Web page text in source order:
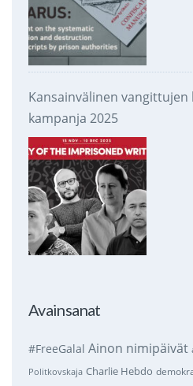
Kansainvälinen
kampanja 2025
Avainsanat
#FreeGalal Ainon nimipäivät
Politkovskaja Charlie Hebdo